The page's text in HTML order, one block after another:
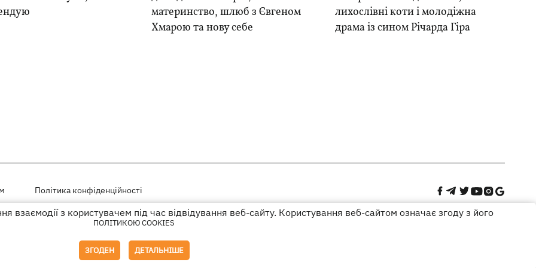
материнство, шлюб з Євгеном
Хмарою та нову себе
лихослівні коти і молодіжна
драма із сином Річарда Гіра
Політика конфіденційності
на правах рекламиз користувачем під час відвідування веб-сайту. Користування веб-сайтом означає згоду з його
ПОЛІТИКОЮ COOKIES
ЗГОДЕН ДЕТАЛЬНІШЕ